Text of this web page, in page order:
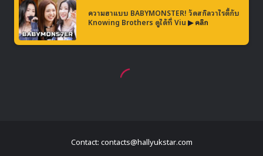
Contact: contacts@hallyukstar.com